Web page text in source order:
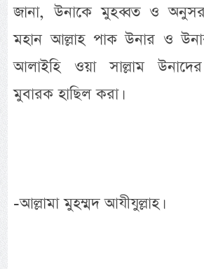
জানা, উনাকে মুহব্বত ও
মহান আল্লাহ পাক উনার ও উনার
আলাইহি ওয়া সাল্লাম
মুবারক হাছিল করা।
-আল্লামা মুহম্মদ আযীযুল্লাহ।